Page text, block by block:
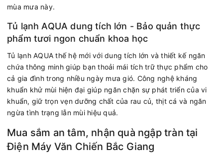
mùa mưa này.
Tủ lạnh AQUA dung tích lớn - Bảo quản thực
phẩm tươi ngon chuẩn khoa học
Tủ lạnh AQUA thế hệ mới với dung tích lớn và thiết kế ngăn
chứa thông minh giúp bạn thoải mái tích trữ thực phẩm cho
cả gia đình trong nhiều ngày mưa gió. Công nghệ kháng
khuẩn khử mùi hiện đại giúp ngăn chặn sự phát triển của vi
khuẩn, giữ trọn vẹn dưỡng chất của rau củ, thịt cá và ngăn
ngừa tình trạng lẫn mùi hiệu quả.
Mua sắm an tâm, nhận quà ngập tràn tại
Điện Máy Văn Chiến Bắc Giang